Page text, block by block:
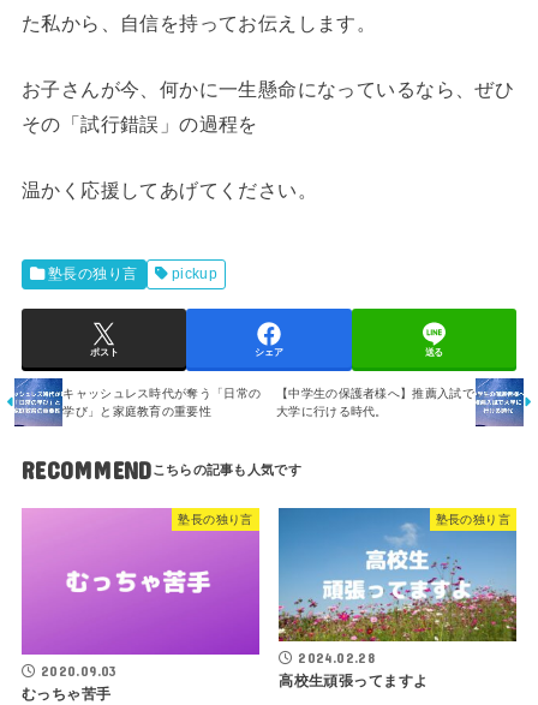
た私から、自信を持ってお伝えします。
お子さんが今、何かに一生懸命になっているなら、ぜひ
その「試行錯誤」の過程を
温かく応援してあげてください。
塾長の独り言 pickup
ポスト シェア 送る
キャッシュレス時代が奪う「日常の
学び」と家庭教育の重要性
【中学生の保護者様へ】推薦入試で
大学に行ける時代。
RECOMMEND
塾長の独り言
2020.09.03
むっちゃ苦手
塾長の独り言
2024.02.28
高校生頑張ってますよ